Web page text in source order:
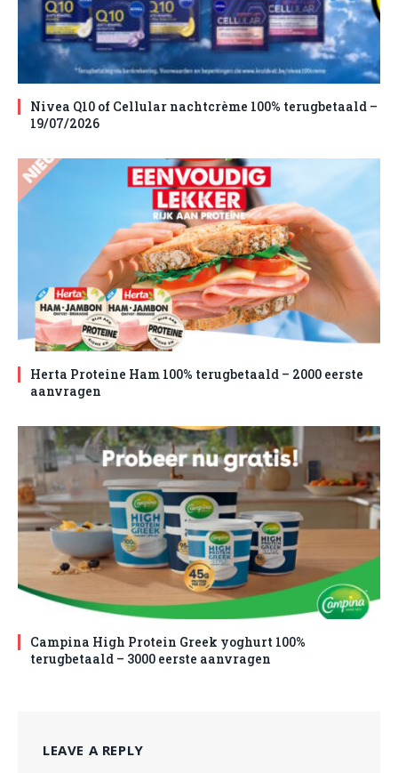
Nivea Q10 of Cellular nachtcrème 100% terugbetaald –
19/07/2026
Herta Proteine Ham 100% terugbetaald – 2000 eerste
aanvragen
Campina High Protein Greek yoghurt 100%
terugbetaald – 3000 eerste aanvragen
LEAVE A REPLY